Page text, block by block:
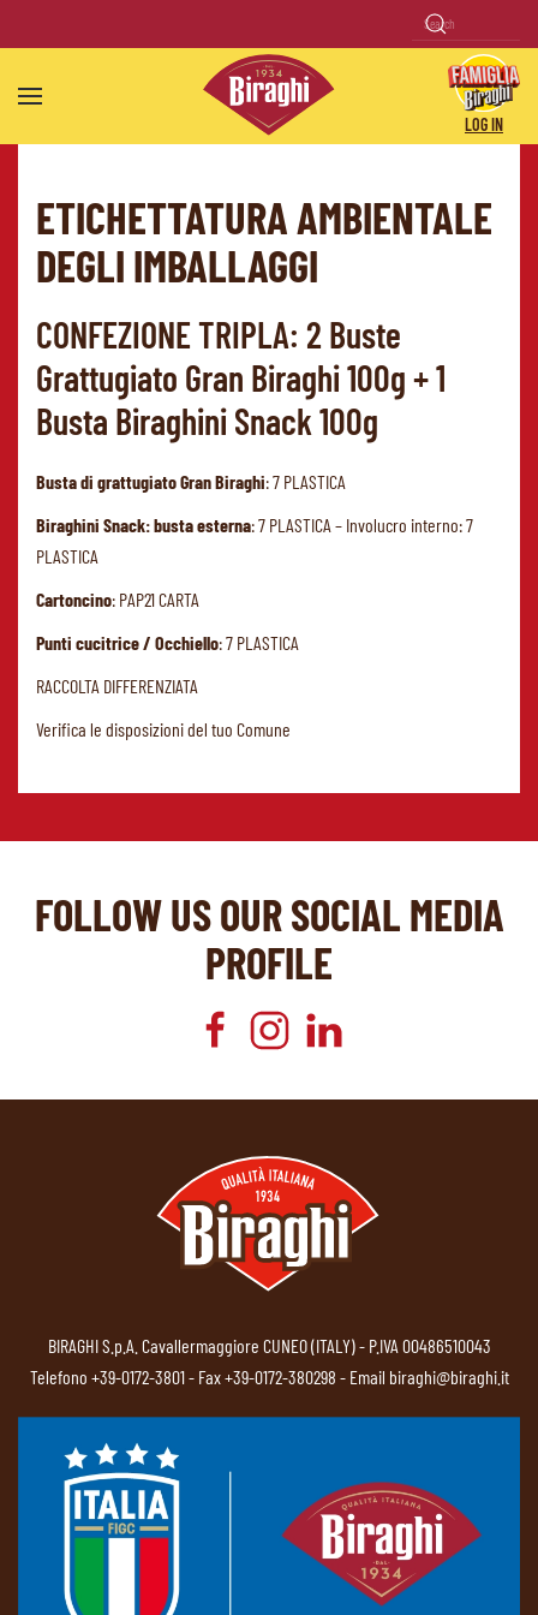
Skip to main content
LOG IN
ETICHETTATURA AMBIENTALE
DEGLI IMBALLAGGI
CONFEZIONE TRIPLA: 2 Buste
Grattugiato Gran Biraghi 100g + 1
Busta Biraghini Snack 100g
Busta di grattugiato Gran Biraghi: 7 PLASTICA
Biraghini Snack: busta esterna: 7 PLASTICA – Involucro interno: 7
PLASTICA
Cartoncino: PAP21 CARTA
Punti cucitrice / Occhiello: 7 PLASTICA
RACCOLTA DIFFERENZIATA
Verifica le disposizioni del tuo Comune
FOLLOW US OUR SOCIAL MEDIA
PROFILE
BIRAGHI S.p.A. Cavallermaggiore CUNEO (ITALY) - P.IVA 00486510043
Telefono +39-0172-3801- Fax +39-0172-380298 - Email biraghi@biraghi.it